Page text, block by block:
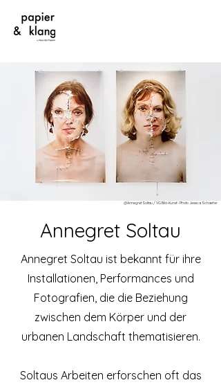
@Annegret Soltau / VG Bild-Kunst - Photo Jessica Schaefer
Annegret Soltau
Annegret Soltau ist bekannt für ihre
Installationen, Performances und
Fotografien, die die Beziehung
zwischen dem Körper und der
urbanen Landschaft thematisieren.
Soltaus Arbeiten erforschen oft das